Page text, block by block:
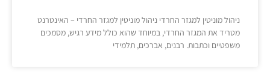
ניהול מוניטין למגזר החרדי ניהול מוניטין למגזר החרדי – האינטרנט
מטריד את המגזר החרדי, במיוחד שהוא כולל מידע רגיש, מסמכים
משפטיים וכתבות. רבנים, אברכים, תלמידי